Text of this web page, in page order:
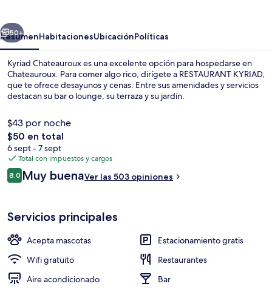
Siguiente
50+
ResumenHabitacionesUbicaciónPolíticas
Kyriad Chateauroux es una excelente opción para hospedarse en
Chateauroux. Para comer algo rico, dirígete a RESTAURANT KYRIAD,
que te ofrece desayunos y cenas. Entre sus amenidades y servicios
destacan su bar o lounge, su terraza y su jardín.
$43 por noche
El
precio
total
es
de
$50 en total
6 sept - 7 sept
Total con impuestos y cargos
Opiniones
8.08.0 de 10,
Muy buenaVer las 503 opiniones
Servicios principales
Acepta mascotas
Estacionamiento gratis
Wifi gratuito
Restaurantes
Aire acondicionado
Bar